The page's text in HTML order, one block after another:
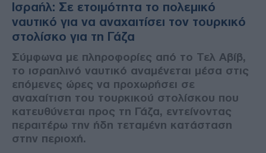
Ισραήλ: Σε ετοιμότητα το πολεμικό
ναυτικό για να αναχαιτίσει τον τουρκικό
στολίσκο για τη Γάζα
Σύμφωνα με πληροφορίες από το Τελ Αβίβ,
το ισραηλινό ναυτικό αναμένεται μέσα στις
επόμενες ώρες να προχωρήσει σε
αναχαίτιση του τουρκικού στολίσκου που
κατευθύνεται προς τη Γάζα, εντείνοντας
περαιτέρω την ήδη τεταμένη κατάσταση
στην περιοχή.